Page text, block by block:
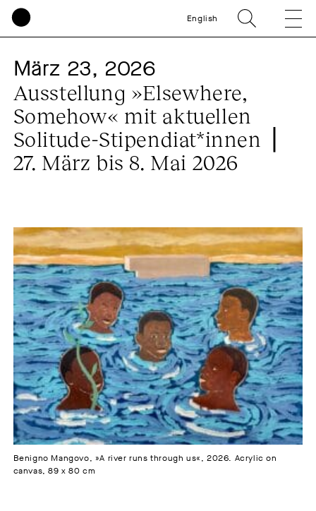
English
März 23, 2026
Ausstellung »Elsewhere,
Somehow« mit aktuellen
Solitude-Stipendiat*innen ⎥
27. März bis 8. Mai 2026
Benigno Mangovo, »A river runs through us«, 2026. Acrylic on
canvas, 89 x 80 cm